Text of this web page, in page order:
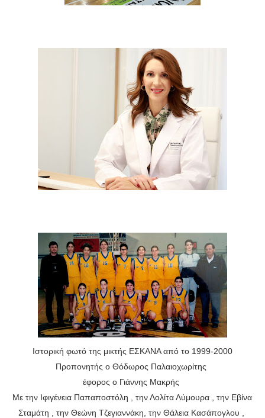
Ιστορική φωτό της μικτής ΕΣΚΑΝΑ από το 1999-2000
Προπονητής ο Θόδωρος Παλαιοχωρίτης
έφορος ο Γιάννης Μακρής
Με την Ιφιγένεια Παπαποστόλη , την Λολίτα Λύμουρα , την Εβίνα
Σταμάτη , την Θεώνη Τζεγιαννάκη, την Θάλεια Κασάπογλου ,